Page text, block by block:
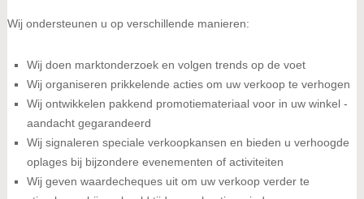
Wij ondersteunen u op verschillende manieren:
Wij doen marktonderzoek en volgen trends op de voet
Wij organiseren prikkelende acties om uw verkoop te verhogen
Wij ontwikkelen pakkend promotiemateriaal voor in uw winkel -
aandacht gegarandeerd
Wij signaleren speciale verkoopkansen en bieden u verhoogde
oplages bij bijzondere evenementen of activiteiten
Wij geven waardecheques uit om uw verkoop verder te